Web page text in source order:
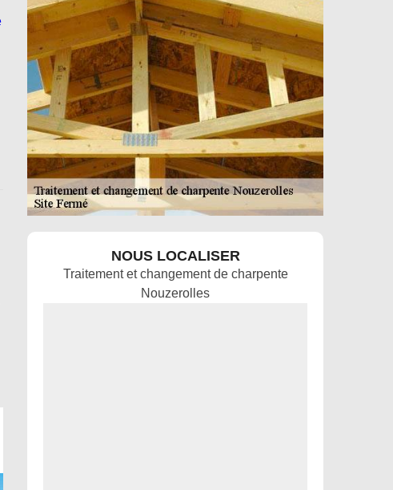
NOUS LOCALISER
Traitement et changement de charpente
Nouzerolles